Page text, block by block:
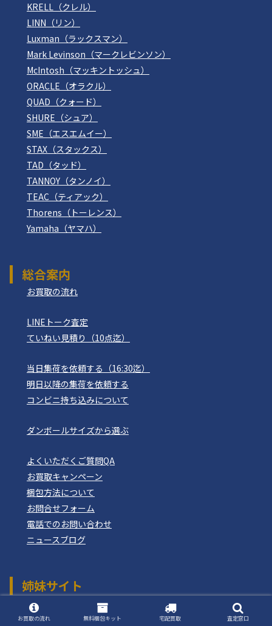
KRELL（クレル）
LINN（リン）
Luxman（ラックスマン）
Mark Levinson（マークレビンソン）
McIntosh（マッキントッシュ）
ORACLE（オラクル）
QUAD（クォード）
SHURE（シュア）
SME（エスエムイー）
STAX（スタックス）
TAD（タッド）
TANNOY（タンノイ）
TEAC（ティアック）
Thorens（トーレンス）
Yamaha（ヤマハ）
総合案内
お買取の流れ
LINEトーク査定
ていねい見積り（10点迄）
当日集荷を依頼する（16:30迄）
明日以降の集荷を依頼する
コンビニ持ち込みについて
ダンボールサイズから選ぶ
よくいただくご質問QA
お買取キャンペーン
梱包方法について
お問合せフォーム
電話でのお問い合わせ
ニュースブログ
姉妹サイト
おもちゃ買取ドットJP
つりぐ買取ドットJP
お買取の流れ 無料梱包キット 宅配買取 査定窓口